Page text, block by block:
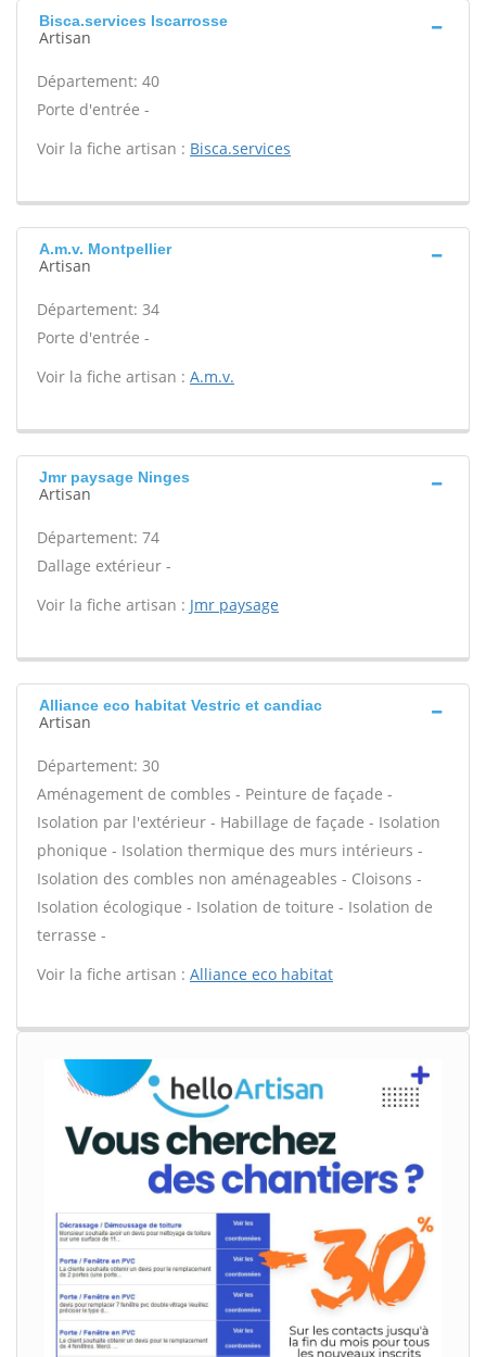
Bisca.services Iscarrosse
Artisan
Département: 40
Porte d'entrée -
Voir la fiche artisan : Bisca.services
A.m.v. Montpellier
Artisan
Département: 34
Porte d'entrée -
Voir la fiche artisan : A.m.v.
Jmr paysage Ninges
Artisan
Département: 74
Dallage extérieur -
Voir la fiche artisan : Jmr paysage
Alliance eco habitat Vestric et candiac
Artisan
Département: 30
Aménagement de combles - Peinture de façade -
Isolation par l'extérieur - Habillage de façade - Isolation
phonique - Isolation thermique des murs intérieurs -
Isolation des combles non aménageables - Cloisons -
Isolation écologique - Isolation de toiture - Isolation de
terrasse -
Voir la fiche artisan : Alliance eco habitat